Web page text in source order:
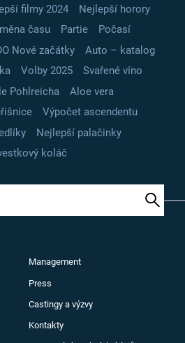
filmy 2024
Nejlepší horory
času Partie
Počasí
Nové začátky
Auto – katalog
Volby 2025
Svařené víno
Pohlreicha
Aloe vera
Výpočet ascendentu
Nejlepší palačinky
koláč
Management
Press
Castingy a výzvy
Kontakty